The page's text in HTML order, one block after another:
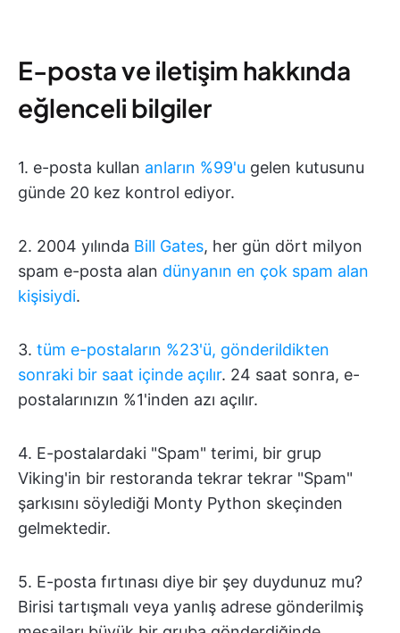
E-posta ve iletişim hakkında
eğlenceli bilgiler
1. e-posta kullan anların %99'u gelen kutusunu
günde 20 kez kontrol ediyor.
2. 2004 yılında Bill Gates, her gün dört milyon
spam e-posta alan dünyanın en çok spam alan
kişisiydi.
3. tüm e-postaların %23'ü, gönderildikten
sonraki bir saat içinde açılır. 24 saat sonra, e-
postalarınızın %1'inden azı açılır.
4. E-postalardaki "Spam" terimi, bir grup
Viking'in bir restoranda tekrar tekrar "Spam"
şarkısını söylediği Monty Python skeçinden
gelmektedir.
5. E-posta fırtınası diye bir şey duydunuz mu?
Birisi tartışmalı veya yanlış adrese gönderilmiş